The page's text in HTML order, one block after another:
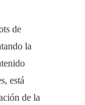
de
la
está
de la